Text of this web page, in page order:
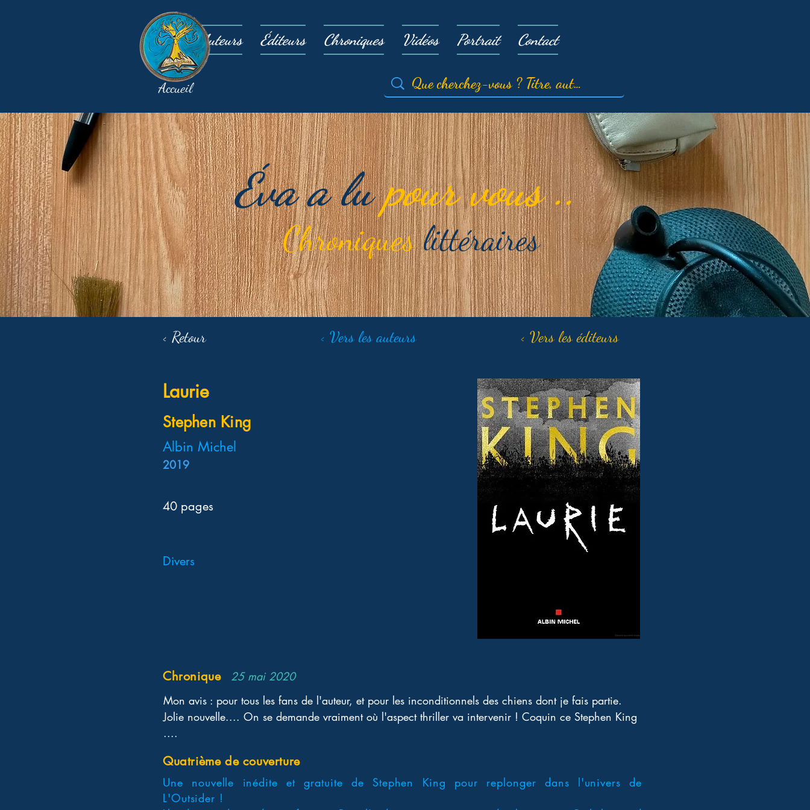
Auteurs Éditeurs Chroniques Vidéos Portrait Contact
Accueil
Éva a lupour vous ..
Chroniqueslittéraires
Laurie
Stephen King
Albin Michel
2019
40 pages
Divers
Chronique
25 mai 2020
Mon avis : pour tous les fans de l'auteur, et pour les inconditionnels des chiens dont je fais partie.
Jolie nouvelle.... On se demande vraiment où l'aspect thriller va intervenir ! Coquin ce Stephen King
....
Quatrième de couverture
Une nouvelle inédite et gratuite de Stephen King pour replonger dans l'univers de
L'Outsider !
< Retour < Vers les auteurs < Vers les éditeurs